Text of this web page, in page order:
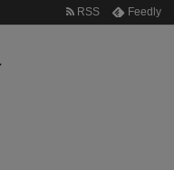
RSS Feedly